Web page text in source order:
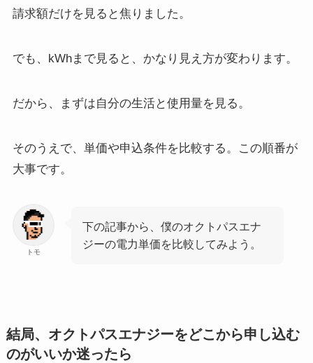
請求額だけを見ると焦りました。
でも、kWhまで見ると、かなり見え方が変わります。
だから、まずは自分の生活と使用量を見る。
そのうえで、単価や申込条件を比較する。この順番が
大事です。
トモ
下の記事から、僕のオクトパスエナ
ジーの電力単価を比較してみよう。
結局、オクトパスエナジーをどこから申し込む
のがいいか迷ったら